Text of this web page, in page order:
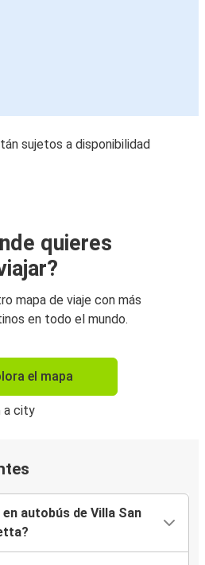
sujetos a disponibilidad
quieres
mapa de viaje con más
en todo el mundo.
el mapa
autobús de Villa San